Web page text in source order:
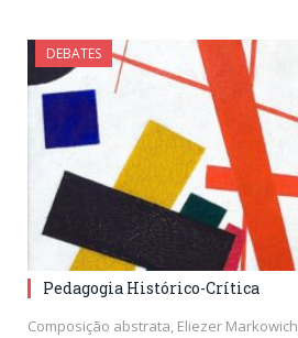
DEBATES
Pedagogia Histórico-Crítica
Composição abstrata, Eliezer